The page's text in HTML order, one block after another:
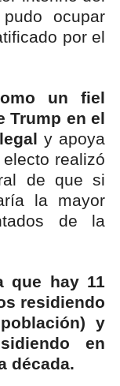
ocupar
por el
un fiel
Trump en el
y apoya
realizó
de que si
la mayor
de la
que hay 11
residiendo
y
en
década.